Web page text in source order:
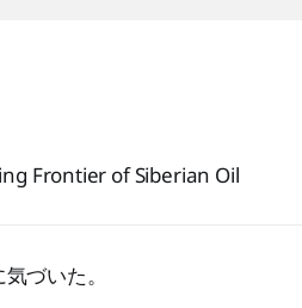
Frontier of Siberian Oil
づいた。